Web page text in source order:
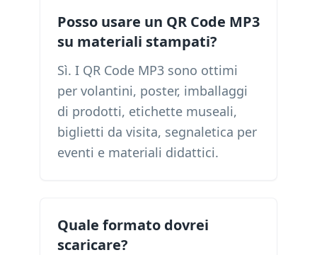
Posso usare un QR Code MP3
su materiali stampati?
Sì. I QR Code MP3 sono ottimi
per volantini, poster, imballaggi
di prodotti, etichette museali,
biglietti da visita, segnaletica per
eventi e materiali didattici.
Quale formato dovrei
scaricare?